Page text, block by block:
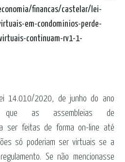
financas/castelar/lei-
em-condominios-perde-
continuam-rv1-1-
14.010/2020, de junho do ano
que as assembleias de
ser feitas de forma on-line até
só poderiam ser virtuais se a
Se não mencionasse